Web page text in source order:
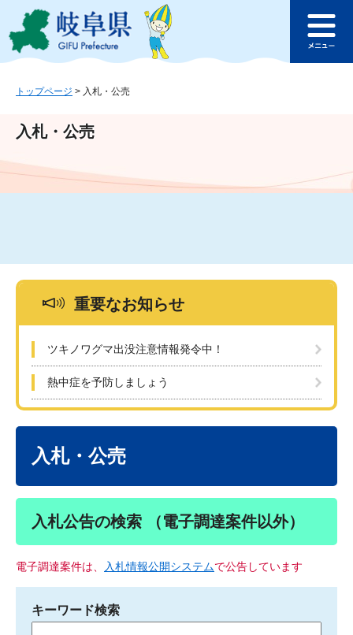
ジ
ュ
文
このページの本文へ
ュ
トップページ > 入札・公売
入札・公売
重要なお知らせ
ツキノワグマ出没注意情報発令中！
熱中症を予防しましょう
入札・公売
入札公告の検索 （電子調達案件以外）
電子調達案件は、 入札情報公開システムで公告しています
キーワード検索